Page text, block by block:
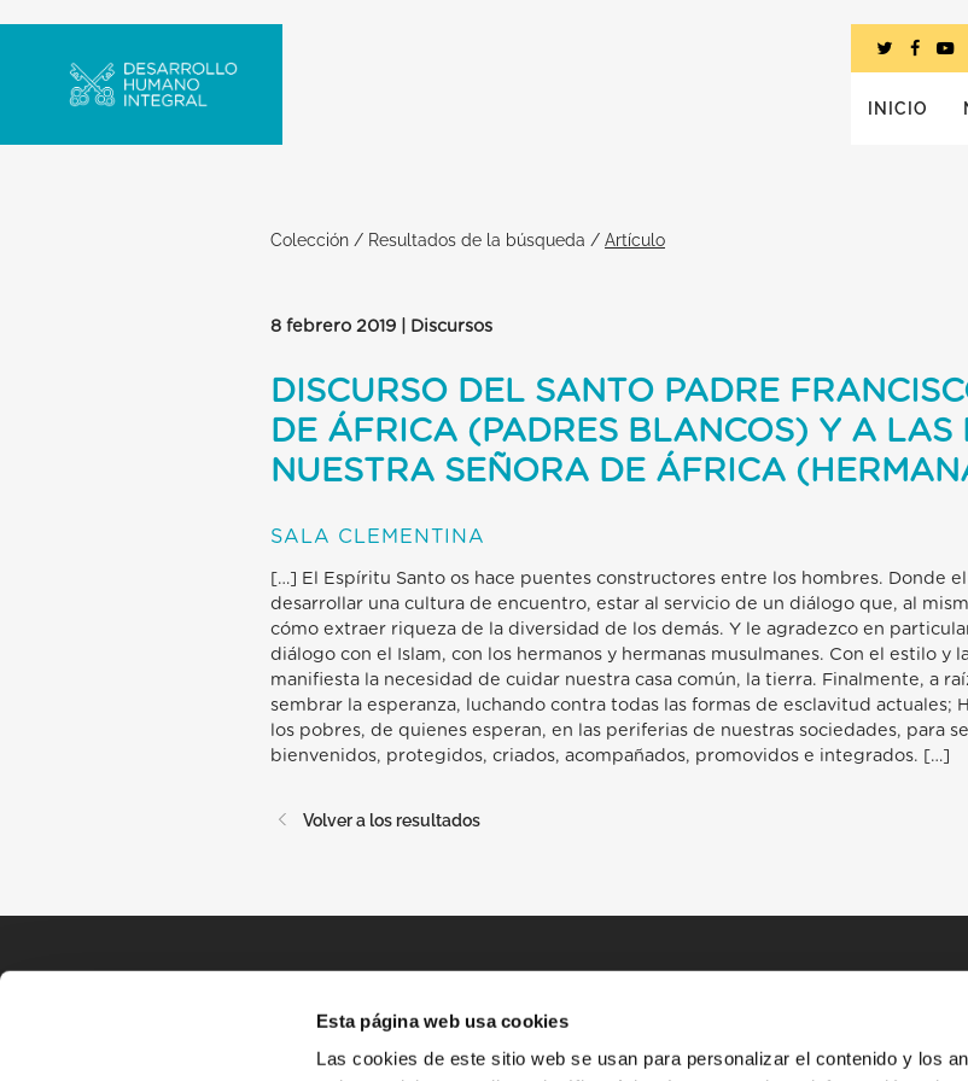
Esta página web usa cookies
Las cookies de este sitio web se usan para personalizar el contenido y los
INICIO
Colección / Resultados de la búsqueda / Artículo
8 febrero 2019 | Discursos
DISCURSO DEL SANTO PADRE
DE ÁFRICA (PADRES BLANCOS) Y A LAS
NUESTRA SEÑORA DE ÁFRICA
SALA CLEMENTINA
[…] El Espíritu Santo os hace puentes constructores entre los hombres. Donde
desarrollar una cultura de encuentro, estar al servicio de un diálogo que, al
cómo extraer riqueza de la diversidad de los demás. Y le agradezco en
diálogo con el Islam, con los hermanos y hermanas musulmanes. Con el estilo
manifiesta la necesidad de cuidar nuestra casa común, la tierra. Finalmente, a
sembrar la esperanza, luchando contra todas las formas de esclavitud actuales;
los pobres, de quienes esperan, en las periferias de nuestras sociedades, para
bienvenidos, protegidos, criados, acompañados, promovidos e integrados. […]
Volver a los resultados